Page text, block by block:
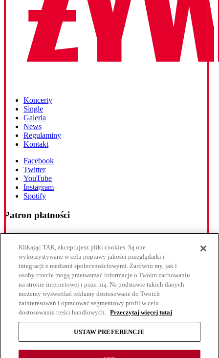
Koncerty
Single
Galeria
News
Regulaminy
Kontakt
Facebook
Twitter
YouTube
Instagram
Spotify
Patron płatności
Partner technologiczny
W ramach naszej witryny stosujemy pliki cookies w celu zbierania
informacji, które pomagają nam usprawnić obsługę witryny,
dostosować nasze reklamy do Twoich preferencji oraz ulepszyć
nasze produkty i usługi.
Klikając TAK, akceptujesz pliki cookies. Są one
wykorzystywane w celu poprawy jakości przeglądarki i
integracji z mediami społecznościowymi. Zarówno my, jak i
osoby trzecie mogą przetwarzać informacje o Twoim zachowaniu
na stronie internetowej i poza nią. Na podstawie takich danych
możemy wyświetlać reklamy dostosowane do Twoich
zainteresowań i opracować segmentowy profil w celu
dostosowania treści handlowych. Przeczytaj więcej tutaj
USTAW PREFERENCJE